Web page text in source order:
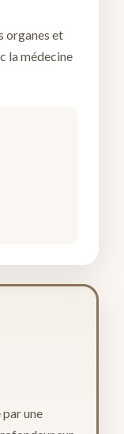
organes et
la médecine
une